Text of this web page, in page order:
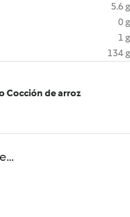
5.6 g
0 g
1 g
134 g
Cocción de arroz